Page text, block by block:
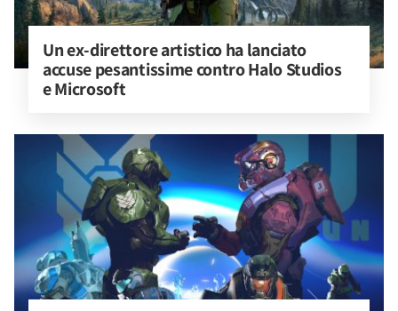
Un ex-direttore artistico ha lanciato
accuse pesantissime contro Halo Studios
e Microsoft